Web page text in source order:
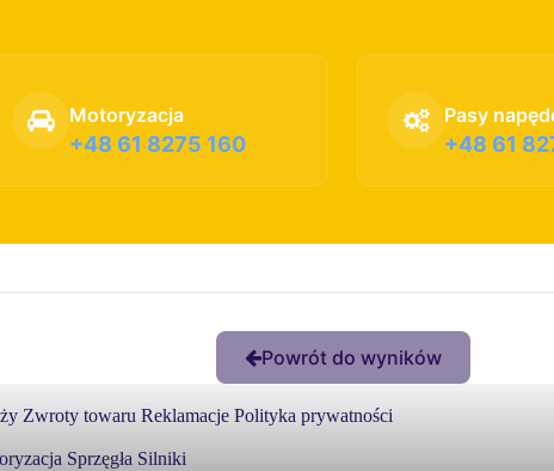
Motoryzacja
+48 61 8275 160
Pasy
+48 61
Powrót do wyników
Zwroty towaru Reklamacje Polityka prywatności
Sprzęgła Silniki